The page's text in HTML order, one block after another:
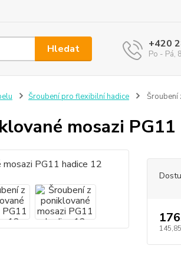
Hledat +420
Po - Pá,
Šroubení pro flexibilní hadice Šroubení
mosazi PG11